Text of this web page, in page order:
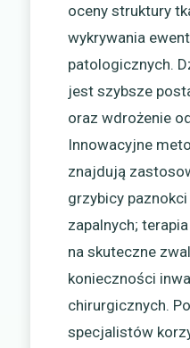
oceny struktury
wykrywania
patologicznych.
jest szybsze
oraz wdrożenie
Innowacyjne
znajdują
grzybicy
zapalnych;
na skuteczne
konieczności
chirurgicznych.
specjalistów